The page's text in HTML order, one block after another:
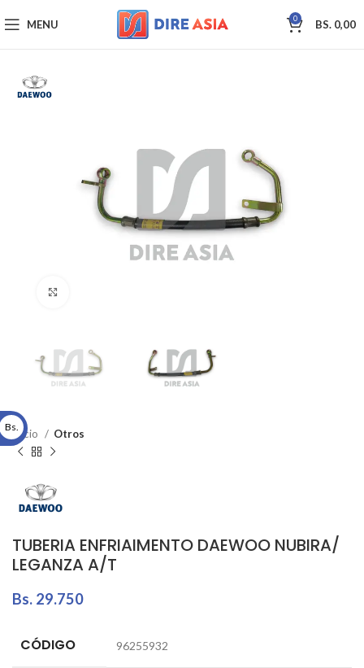
MENU 0 BS. 0,00
Inicio Otros
TUBERIA ENFRIAIMENTO DAEWOO NUBIRA/
LEGANZA A/T
Bs. 29.750
CÓDIGO 96255932
Bs.